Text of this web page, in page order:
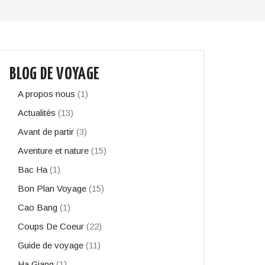
BLOG DE VOYAGE
A propos nous (1)
Actualités (13)
Avant de partir (3)
Aventure et nature (15)
Bac Ha (1)
Bon Plan Voyage (15)
Cao Bang (1)
Coups De Coeur (22)
Guide de voyage (11)